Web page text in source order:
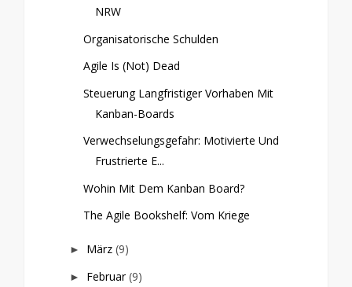
NRW
Organisatorische Schulden
Agile Is (not) Dead
Steuerung Langfristiger Vorhaben Mit
Kanban-Boards
Verwechselungsgefahr: Motivierte Und
Frustrierte E...
Wohin Mit Dem Kanban Board?
The Agile Bookshelf: Vom Kriege
► März (9)
► Februar(9)